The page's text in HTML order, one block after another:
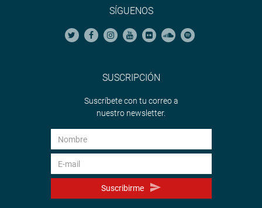
SÍGUENOS
SUSCRIPCIÓN
Suscríbete con tu correo a
nuestro newsletter.
Suscribirme